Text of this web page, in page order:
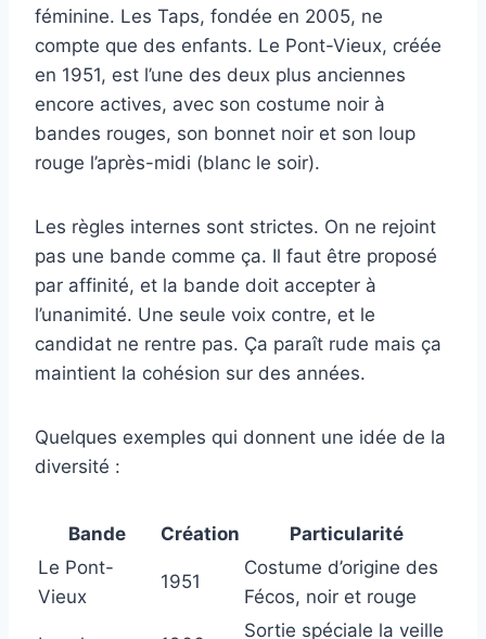
féminine. Les Taps, fondée en 2005, ne
compte que des enfants. Le Pont-Vieux, créée
en 1951, est l’une des deux plus anciennes
encore actives, avec son costume noir à
bandes rouges, son bonnet noir et son loup
rouge l’après-midi (blanc le soir).
Les règles internes sont strictes. On ne rejoint
pas une bande comme ça. Il faut être proposé
par affinité, et la bande doit accepter à
l’unanimité. Une seule voix contre, et le
candidat ne rentre pas. Ça paraît rude mais ça
maintient la cohésion sur des années.
Quelques exemples qui donnent une idée de la
diversité :
Bande Création
Particularité
Le Pont-
Vieux
1951
Costume d’origine des
Fécos, noir et rouge
Sortie spéciale la veille